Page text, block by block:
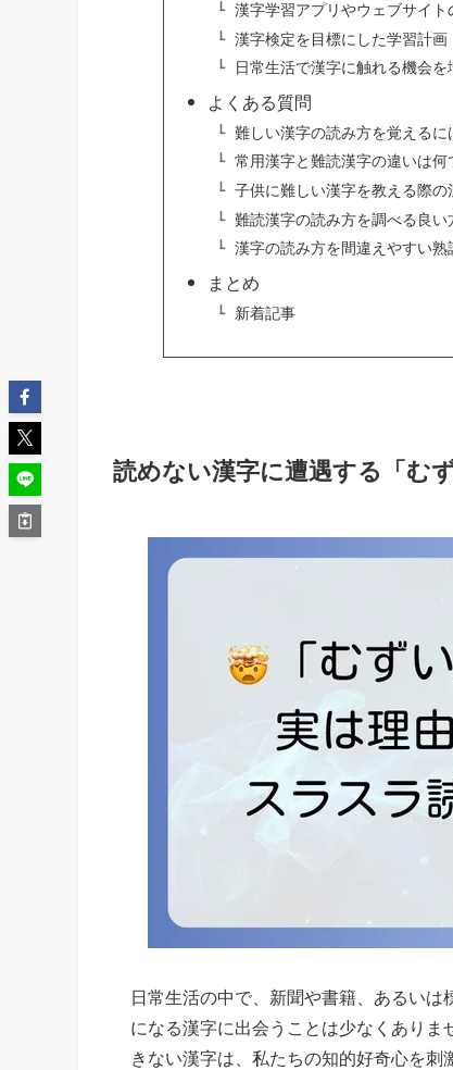
漢字学習アプリやウェブサイト
漢字検定を目標にした学習計画
日常生活で漢字に触れる機会を
よくある質問
難しい漢字の読み方を覚える
常用漢字と難読漢字の違いは何
子供に難しい漢字を教える際の
難読漢字の読み方を調べる良い
漢字の読み方を間違えやすい熟
まとめ
新着記事
読めない漢字に遭遇する「む
日常生活の中で、新聞や書籍、あるい
になる漢字に出会うことは少なくあり
きない漢字は、私たちの知的好奇心を